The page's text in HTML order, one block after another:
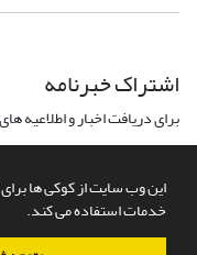
این وب سایت از کوکی ها برای
خدمات استفاده می کند.
اشتراک خبرنامه
برای دریافت اخبار و